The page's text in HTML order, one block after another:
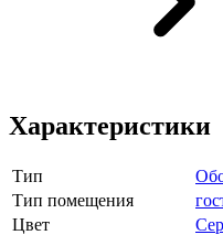
Характеристики
Тип
Тип помещения
Цвет